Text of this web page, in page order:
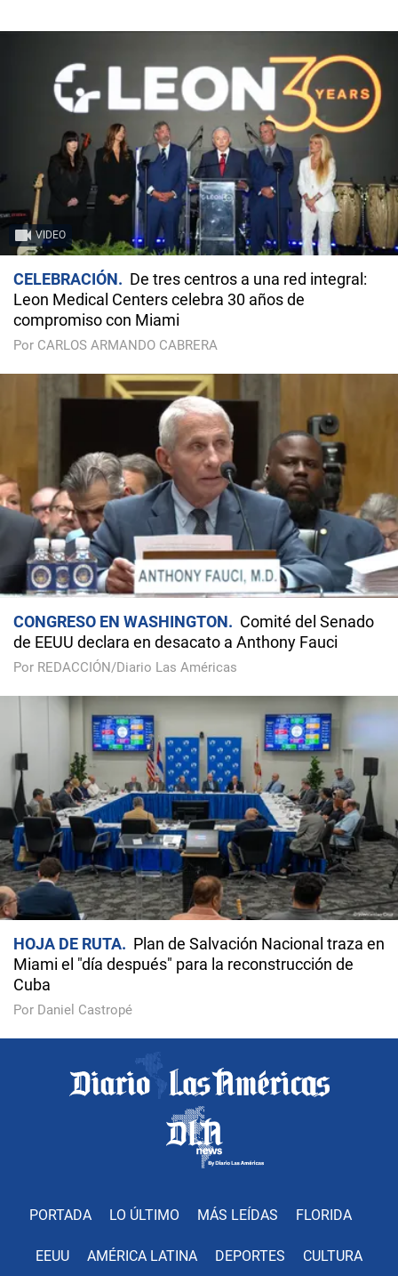
VIDEO
CELEBRACIÓN
De tres centros a una red integral:
Leon Medical Centers celebra 30 años de
compromiso con Miami
Por CARLOS ARMANDO CABRERA
CONGRESO EN WASHINGTON
Comité del Senado
de EEUU declara en desacato a Anthony Fauci
Por REDACCIÓN/Diario Las Américas
HOJA DE RUTA
Plan de Salvación Nacional traza en
Miami el "día después" para la reconstrucción de
Cuba
Por Daniel Castropé
PORTADA LO ÚLTIMO MÁS LEÍDAS FLORIDA
EEUU AMÉRICA LATINA DEPORTES CULTURA